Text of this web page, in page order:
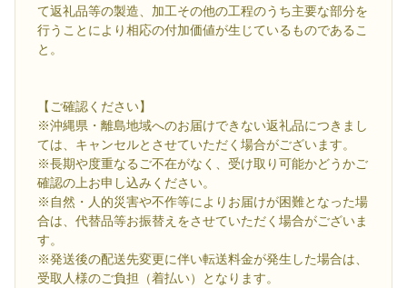
て返礼品等の製造、加工その他の工程のうち主要な部分を
行うことにより相応の付加価値が生じているものであるこ
と。
【ご確認ください】
※沖縄県・離島地域へのお届けできない返礼品につきまし
ては、キャンセルとさせていただく場合がございます。
※長期や度重なるご不在がなく、受け取り可能かどうかご
確認の上お申し込みください。
※自然・人的災害や不作等によりお届けが困難となった場
合は、代替品等お振替えをさせていただく場合がございま
す。
※発送後の配送先変更に伴い転送料金が発生した場合は、
受取人様のご負担（着払い）となります。